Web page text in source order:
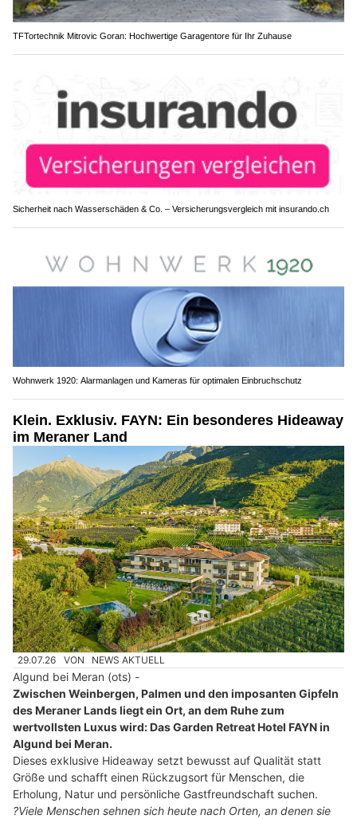
TFTortechnik Mitrovic Goran: Hochwertige Garagentore für Ihr Zuhause
Sicherheit nach Wasserschäden & Co. – Versicherungsvergleich mit insurando.ch
Wohnwerk 1920: Alarmanlagen und Kameras für optimalen Einbruchschutz
Klein. Exklusiv. FAYN: Ein besonderes Hideaway
im Meraner Land
29.07.26 VON NEWS AKTUELL
Algund bei Meran (ots) -
Zwischen Weinbergen, Palmen und den imposanten Gipfeln
des Meraner Lands liegt ein Ort, an dem Ruhe zum
wertvollsten Luxus wird: Das Garden Retreat Hotel FAYN in
Algund bei Meran.
Dieses exklusive Hideaway setzt bewusst auf Qualität statt
Größe und schafft einen Rückzugsort für Menschen, die
Erholung, Natur und persönliche Gastfreundschaft suchen.
?Viele Menschen sehnen sich heute nach Orten, an denen sie